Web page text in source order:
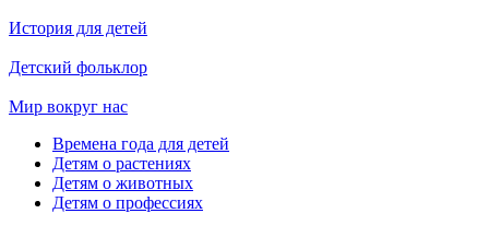
История для детей
Детский фольклор
Мир вокруг нас
Времена года для детей
Детям о растениях
Детям о животных
Детям о профессиях